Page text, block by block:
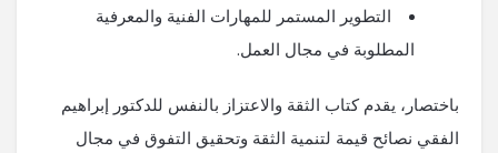
التطوير المستمر للمهارات الفنية والمعرفية
المطلوبة في مجال العمل.
باختصار، يقدم كتاب الثقة والاعتزاز بالنفس للدكتور إبراهيم
الفقي نصائح قيمة لتنمية الثقة وتحقيق التفوق في مجال